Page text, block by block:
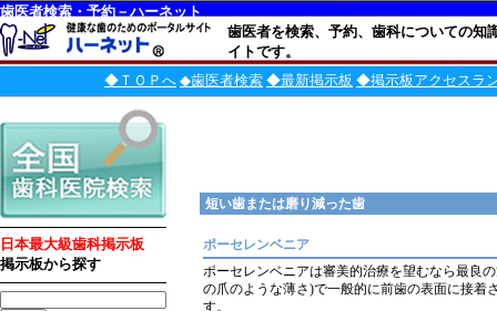
歯医者検索・予約－ハーネット
歯医者を検索、予約、歯科についての知
イトです。
◆ＴＯＰへ ◆歯医者検索 ◆最新掲示板 ◆掲示板アクセスラ
日本最大級歯科掲示板
掲示板から探す
短い歯または磨り減った歯
ポーセレンベニア
ポーセレンベニアは審美的治療を望むなら最良
の爪のような薄さ)で一般的に前歯の表面に接着
す。